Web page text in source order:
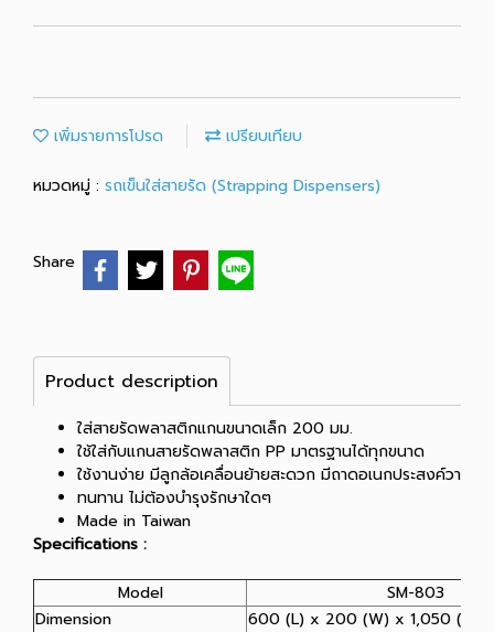
เพิ่มรายการโปรด เปรียบเทียบ
หมวดหมู่ : รถเข็นใส่สายรัด (Strapping Dispensers)
Share
Product description
ใส่สายรัดพลาสติกแกนขนาดเล็ก 200 มม.
ใช้ใส่กับแกนสายรัดพลาสติก PP มาตรฐานได้ทุกขนาด
ใช้งานง่าย มีลูกล้อเคลื่อนย้ายสะดวก มีถาดอเนกประสงค์วางอุ
ทนทาน ไม่ต้องบำรุงรักษาใดๆ
Made in Taiwan
Specifications :
Model
SM-803
Dimension
600 (L) x 200 (W) x 1,050 (H)